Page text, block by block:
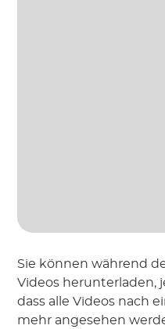
Sie können während
Videos herunterladen,
dass alle Videos nach
mehr angesehen